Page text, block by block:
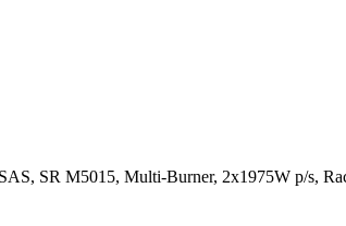
SR M5015, Multi-Burner, 2x1975W p/s,